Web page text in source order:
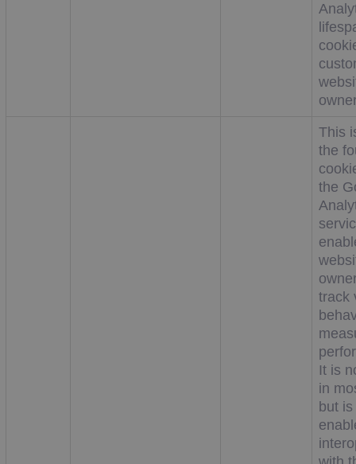
This
the
the
track
It is
in
but